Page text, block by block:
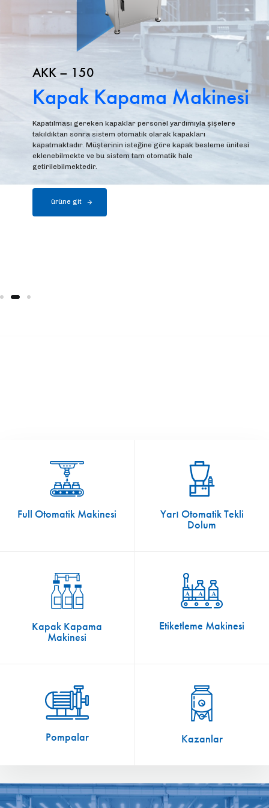
AKK – 150
Kapak Kapama Makinesi
Kapatılması gereken kapaklar personel yardımıyla şişelere
takıldıktan sonra sistem otomatik olarak kapakları
kapatmaktadır. Müşterinin isteğine göre kapak besleme ünitesi
eklenebilmekte ve bu sistem tam otomatik hale
getirilebilmektedir.
ürüne git
Full Otomatik Makinesi Yarı Otomatik Tekli
Dolum
Kapak Kapama
Makinesi
Etiketleme Makinesi
Pompalar Kazanlar